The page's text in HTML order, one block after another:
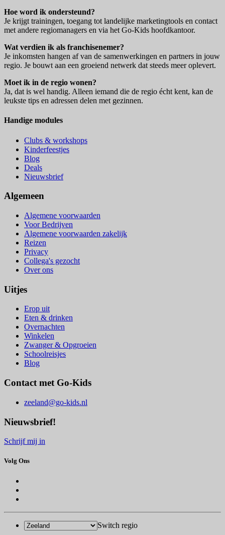
Hoe word ik ondersteund?
Je krijgt trainingen, toegang tot landelijke marketingtools en contact
met andere regiomanagers en via het Go-Kids hoofdkantoor.
Wat verdien ik als franchisenemer?
Je inkomsten hangen af van de samenwerkingen en partners in jouw
regio. Je bouwt aan een groeiend netwerk dat steeds meer oplevert.
Moet ik in de regio wonen?
Ja, dat is wel handig. Alleen iemand die de regio écht kent, kan de
leukste tips en adressen delen met gezinnen.
Handige modules
Clubs & workshops
Kinderfeestjes
Blog
Deals
Nieuwsbrief
Algemeen
Algemene voorwaarden
Voor Bedrijven
Algemene voorwaarden zakelijk
Reizen
Privacy
Collega's gezocht
Over ons
Uitjes
Erop uit
Eten & drinken
Overnachten
Winkelen
Zwanger & Opgroeien
Schoolreisjes
Blog
Contact met Go-Kids
zeeland@go-kids.nl
Nieuwsbrief!
Schrijf mij in
Volg Ons
Switch regio